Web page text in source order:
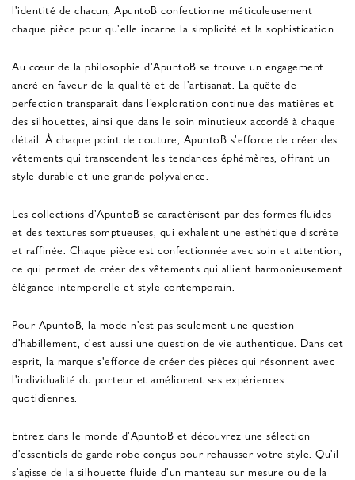
l'identité de chacun, ApuntoB confectionne méticuleusement
chaque pièce pour qu'elle incarne la simplicité et la sophistication.
Au cœur de la philosophie d'ApuntoB se trouve un engagement
ancré en faveur de la qualité et de l'artisanat. La quête de
perfection transparaît dans l’exploration continue des matières et
des silhouettes, ainsi que dans le soin minutieux accordé à chaque
détail. À chaque point de couture, ApuntoB s'efforce de créer des
vêtements qui transcendent les tendances éphémères, offrant un
style durable et une grande polyvalence.
Les collections d'ApuntoB se caractérisent par des formes fluides
et des textures somptueuses, qui exhalent une esthétique discrète
et raffinée. Chaque pièce est confectionnée avec soin et attention,
ce qui permet de créer des vêtements qui allient harmonieusement
élégance intemporelle et style contemporain.
Pour ApuntoB, la mode n'est pas seulement une question
d'habillement, c'est aussi une question de vie authentique. Dans cet
esprit, la marque s'efforce de créer des pièces qui résonnent avec
l'individualité du porteur et améliorent ses expériences
quotidiennes.
Entrez dans le monde d'ApuntoB et découvrez une sélection
d'essentiels de garde-robe conçus pour rehausser votre style. Qu'il
s'agisse de la silhouette fluide d'un manteau sur mesure ou de la